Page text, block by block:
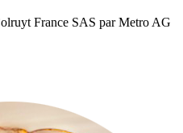
France SAS par Metro AG